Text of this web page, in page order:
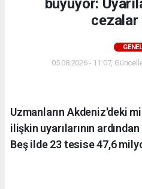
büyüyor:
cezalar
GENEL
05.08.2026 - 11:07,
Uzmanların Akdeniz'deki
ilişkin uyarılarının
Beş ilde 23 tesise 47,6